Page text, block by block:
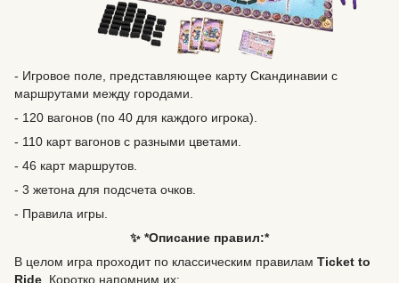
- Игровое поле, представляющее карту Скандинавии с
маршрутами между городами.
- 120 вагонов (по 40 для каждого игрока).
- 110 карт вагонов с разными цветами.
- 46 карт маршрутов.
- 3 жетона для подсчета очков.
- Правила игры.
✨ *Описание правил:*
В целом игра проходит по классическим правилам Ticket to
Ride . Коротко напомним их: